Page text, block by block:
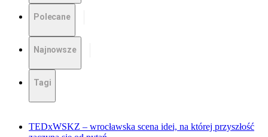
Polecane
Najnowsze
Tagi
TEDxWSKZ – wrocławska scena idei, na której przyszłość